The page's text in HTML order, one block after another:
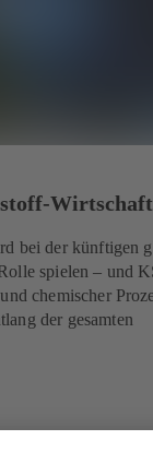
Wirtschaft
bei der künftigen
spielen – und
chemischer
der gesamten